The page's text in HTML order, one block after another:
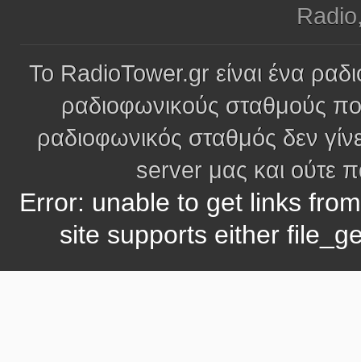
Το RadioTower.gr είναι ένα
ραδιοφωνικούς σταθμούς
ραδιοφωνικός σταθμός δεν
server μας και ούτε
Error: unable to get links
site supports either